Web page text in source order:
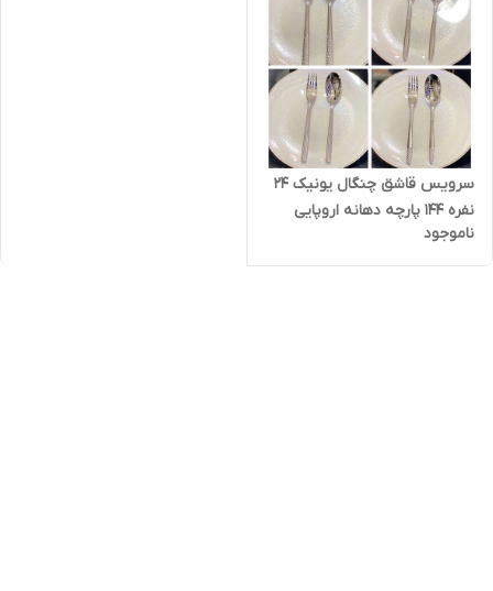
سرویس قاشق چنگال یونیک ۲۴
نفره ۱۴۴ پارچه دهانه اروپایی
قیمت عمده
ناموجود